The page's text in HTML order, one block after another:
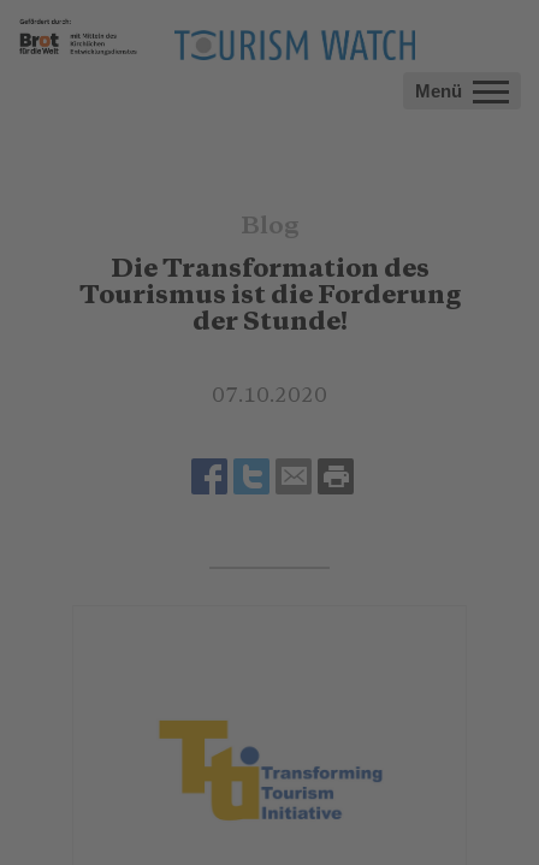
Menü
Blog
Die Transformation des
Tourismus ist die Forderung
der Stunde!
07.10.2020